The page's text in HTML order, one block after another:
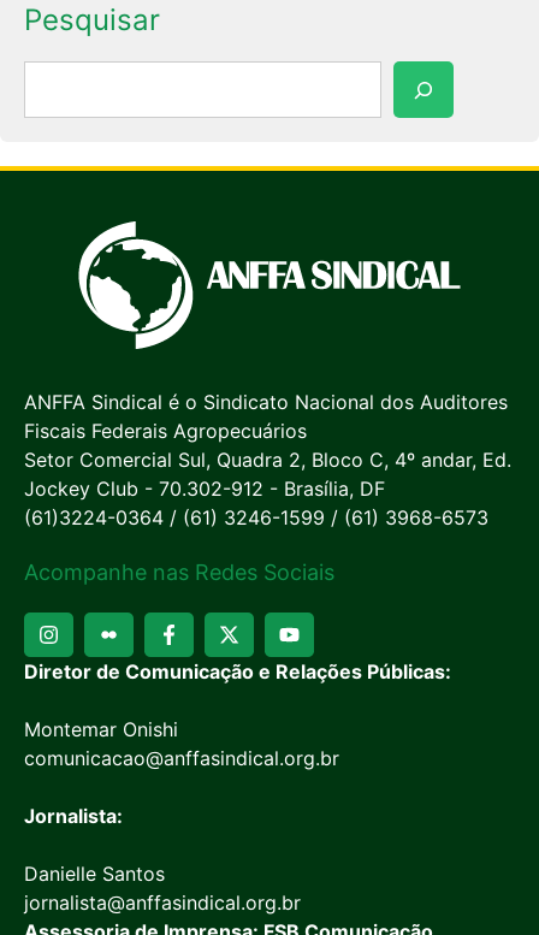
Pesquisar
ANFFA Sindical é o Sindicato Nacional dos Auditores
Fiscais Federais Agropecuários
Setor Comercial Sul, Quadra 2, Bloco C, 4º andar, Ed.
Jockey Club - 70.302-912 - Brasília, DF
(61)3224-0364 / (61) 3246-1599 / (61) 3968-6573
Acompanhe nas Redes Sociais
Diretor de Comunicação e Relações Públicas:
Montemar Onishi
comunicacao@anffasindical.org.br
Jornalista:
Danielle Santos
jornalista@anffasindical.org.br